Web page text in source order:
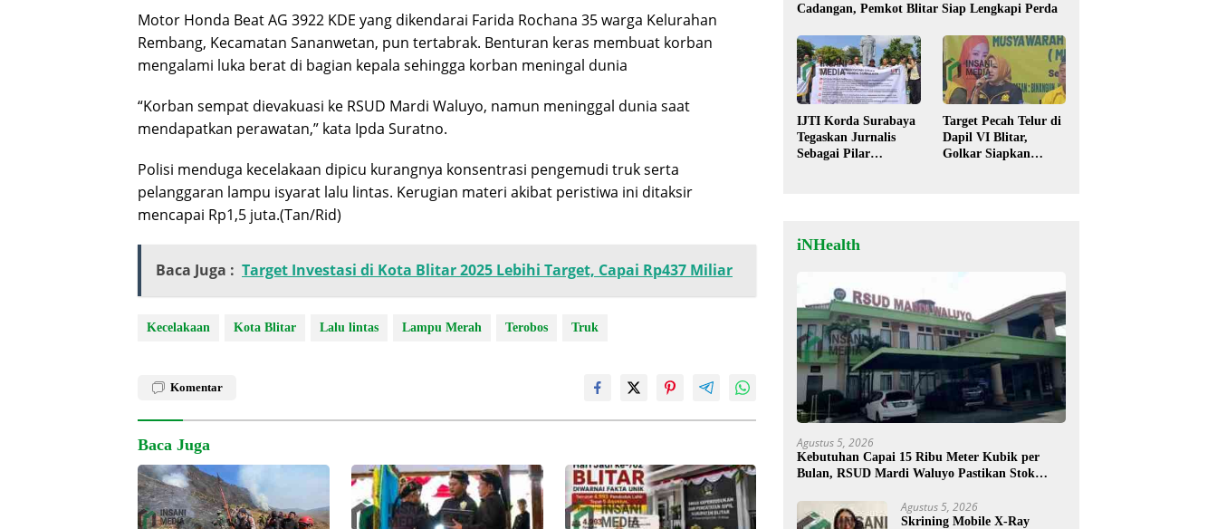
Motor Honda Beat AG 3922 KDE yang dikendarai Farida Rochana 35 warga Kelurahan
Rembang, Kecamatan Sananwetan, pun tertabrak. Benturan keras membuat korban
mengalami luka berat di bagian kepala sehingga korban meningal dunia
“Korban sempat dievakuasi ke RSUD Mardi Waluyo, namun meninggal dunia saat
mendapatkan perawatan,” kata Ipda Suratno.
Polisi menduga kecelakaan dipicu kurangnya konsentrasi pengemudi truk serta
pelanggaran lampu isyarat lalu lintas. Kerugian materi akibat peristiwa ini ditaksir
mencapai Rp1,5 juta.(Tan/Rid)
Baca Juga : Target Investasi di Kota Blitar 2025 Lebihi Target, Capai Rp437 Miliar
Kecelakaan Kota Blitar Lalu lintas Lampu Merah Terobos Truk
Komentar
Baca Juga
Cadangan, Pemkot Blitar Siap Lengkapi Perda
IJTI Korda Surabaya
Tegaskan Jurnalis
Sebagai Pilar
Target Pecah Telur di
Dapil VI Blitar,
Golkar Siapkan
iNHealth
Agustus 5, 2026
Kebutuhan Capai 15 Ribu Meter Kubik per
Bulan, RSUD Mardi Waluyo Pastikan Stok
Agustus 5, 2026
Skrining Mobile X-Ray